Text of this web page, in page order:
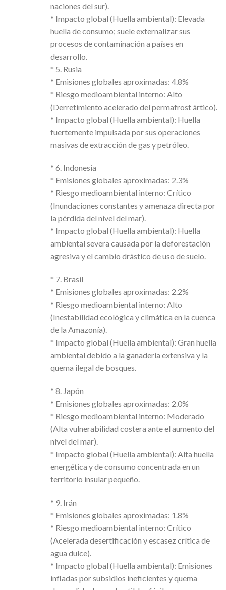
naciones del sur).
* Impacto global (Huella ambiental): Elevada
huella de consumo; suele externalizar sus
procesos de contaminación a países en
desarrollo.
* 5. Rusia
* Emisiones globales aproximadas: 4.8%
* Riesgo medioambiental interno: Alto
(Derretimiento acelerado del permafrost ártico).
* Impacto global (Huella ambiental): Huella
fuertemente impulsada por sus operaciones
masivas de extracción de gas y petróleo.
* 6. Indonesia
* Emisiones globales aproximadas: 2.3%
* Riesgo medioambiental interno: Crítico
(Inundaciones constantes y amenaza directa por
la pérdida del nivel del mar).
* Impacto global (Huella ambiental): Huella
ambiental severa causada por la deforestación
agresiva y el cambio drástico de uso de suelo.
* 7. Brasil
* Emisiones globales aproximadas: 2.2%
* Riesgo medioambiental interno: Alto
(Inestabilidad ecológica y climática en la cuenca
de la Amazonía).
* Impacto global (Huella ambiental): Gran huella
ambiental debido a la ganadería extensiva y la
quema ilegal de bosques.
* 8. Japón
* Emisiones globales aproximadas: 2.0%
* Riesgo medioambiental interno: Moderado
(Alta vulnerabilidad costera ante el aumento del
nivel del mar).
* Impacto global (Huella ambiental): Alta huella
energética y de consumo concentrada en un
territorio insular pequeño.
* 9. Irán
* Emisiones globales aproximadas: 1.8%
* Riesgo medioambiental interno: Crítico
(Acelerada desertificación y escasez crítica de
agua dulce).
* Impacto global (Huella ambiental): Emisiones
infladas por subsidios ineficientes y quema